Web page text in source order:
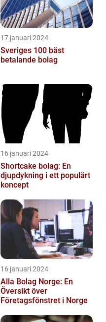
17 januari 2024
Sveriges 100 bäst
betalande bolag
16 januari 2024
Shortcake bolag: En
djupdykning i ett populärt
koncept
16 januari 2024
Alla Bolag Norge: En
Översikt över
Företagsfönstret i Norge